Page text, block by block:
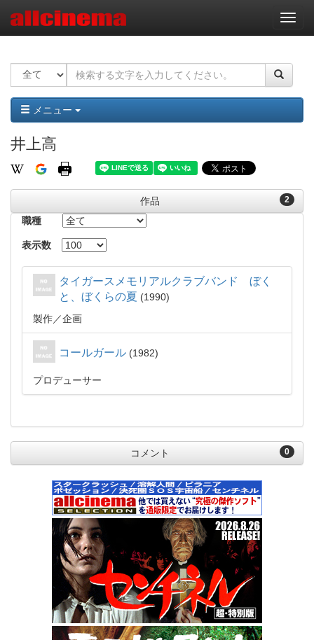
ナ
ビ
ー
ョ
ン
メニュー
井上高
2
作品
職種
表示数
タイガースメモリアルクラブバンド ぼく
と、ぼくらの夏
1990
製作
企画
コールガール 1982
プロデューサー
0
コメント